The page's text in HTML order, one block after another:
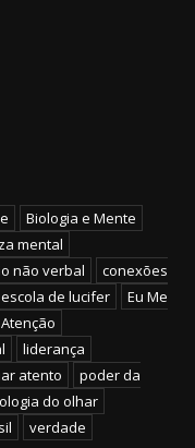
Biologia e Mente
mental
não verbal
conexões
escola de lucifer
Eu Me
liderança
atento
poder da
do olhar
verdade